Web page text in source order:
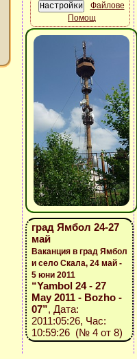
Файлове
Помощ
град Ямбол 24-27
май
Ваканция в град Ямбол
и село Скала, 24 май -
5 юни 2011
“Yambol 24 - 27
May 2011 - Bozho -
07”, Дата:
2011:05:26, Час:
10:59:26 (№ 4 от 8)